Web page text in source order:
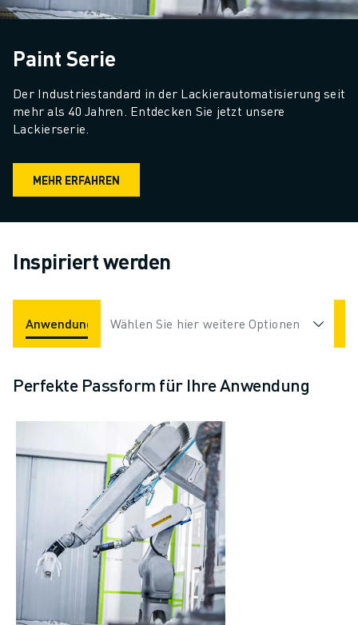
Paint Serie
Der Industriestandard in der Lackierautomatisierung seit
mehr als 40 Jahren. Entdecken Sie jetzt unsere
Lackierserie.
MEHR ERFAHREN
Inspiriert werden
Anwendungen Branchen
Wählen Sie hier weitere Optionen
Perfekte Passform für Ihre Anwendung